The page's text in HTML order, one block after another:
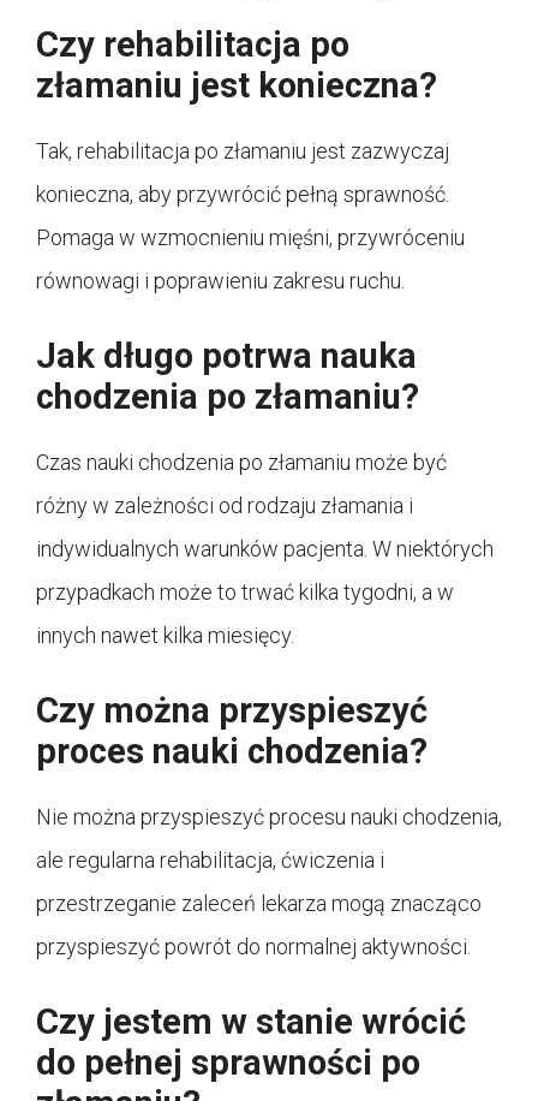
Czy rehabilitacja po
złamaniu jest konieczna?
Tak, rehabilitacja po złamaniu jest zazwyczaj
konieczna, aby przywrócić pełną sprawność.
Pomaga w wzmocnieniu mięśni, przywróceniu
równowagi i poprawieniu zakresu ruchu.
Jak długo potrwa nauka
chodzenia po złamaniu?
Czas nauki chodzenia po złamaniu może być
różny w zależności od rodzaju złamania i
indywidualnych warunków pacjenta. W niektórych
przypadkach może to trwać kilka tygodni, a w
innych nawet kilka miesięcy.
Czy można przyspieszyć
proces nauki chodzenia?
Nie można przyspieszyć procesu nauki chodzenia,
ale regularna rehabilitacja, ćwiczenia i
przestrzeganie zaleceń lekarza mogą znacząco
przyspieszyć powrót do normalnej aktywności.
Czy jestem w stanie wrócić
do pełnej sprawności po